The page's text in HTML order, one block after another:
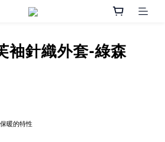
袖針織外套-綠森
暖的特性